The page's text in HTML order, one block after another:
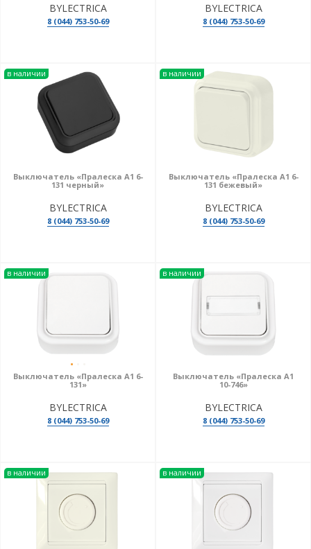
BYLECTRICA
8 (044) 753-50-69
BYLECTRICA
8 (044) 753-50-69
в наличии
Выключатель «Пралеска А1 6-
131 черный»
BYLECTRICA
8 (044) 753-50-69
в наличии
Выключатель «Пралеска А1 6-
131 бежевый»
BYLECTRICA
8 (044) 753-50-69
в наличии
Выключатель «Пралеска А1 6-
131»
BYLECTRICA
8 (044) 753-50-69
в наличии
Выключатель «Пралеска А1
10-746»
BYLECTRICA
8 (044) 753-50-69
в наличии в наличии